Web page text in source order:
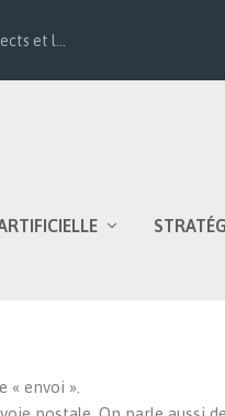
et l...
envoi ».